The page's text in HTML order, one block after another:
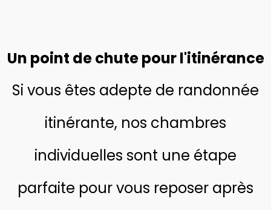
Un point de chute pour l'itinérance
Si vous êtes adepte de randonnée
itinérante, nos chambres
individuelles sont une étape
parfaite pour vous reposer après